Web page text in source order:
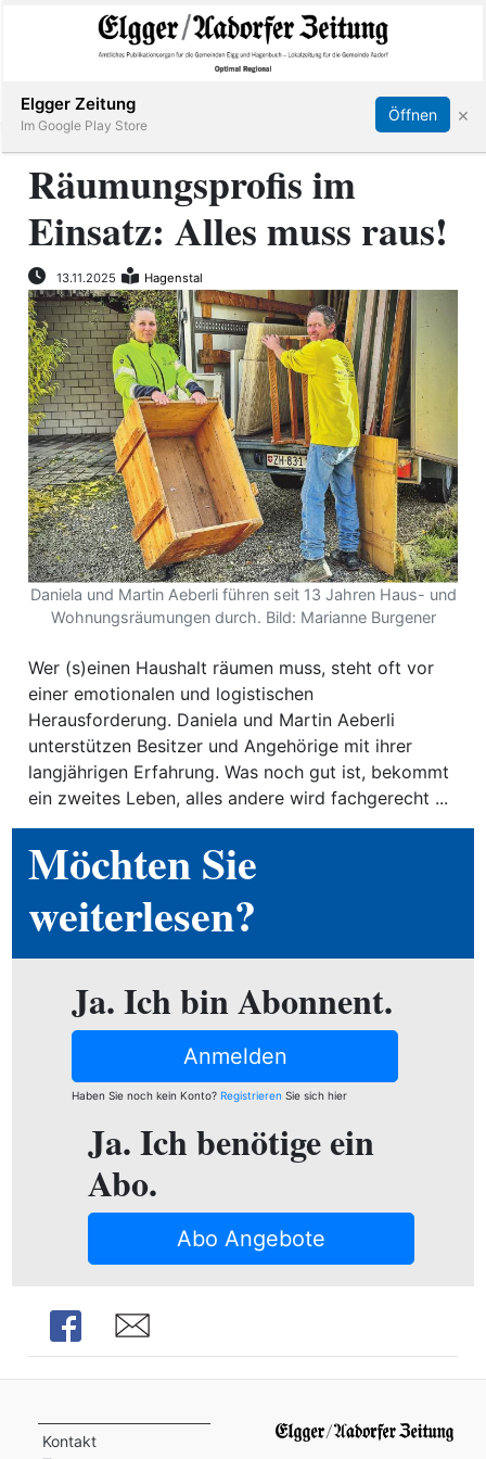
Elgg
Aadorf
Hagenbuch
E-
Paper
App
Region
Abonnieren Online Anmelden Anmelden
Räumungsprofis im
Einsatz: Alles muss raus!
13.11.2025 Hagenstal
Daniela und Martin Aeberli führen seit 13 Jahren Haus- und
Wohnungsräumungen durch. Bild: Marianne Burgener
Wer (s)einen Haushalt räumen muss, steht oft vor
einer emotionalen und logistischen
Herausforderung. Daniela und Martin Aeberli
unterstützen Besitzer und Angehörige mit ihrer
langjährigen Erfahrung. Was noch gut ist, bekommt
ein zweites Leben, alles andere wird fachgerecht ...
Möchten Sie
weiterlesen?
Ja. Ich bin Abonnent.
Anmelden
Haben Sie noch kein Konto? RegistrierenSie sich hier
Ja. Ich benötige ein
Abo.
Abo Angebote
Share Share
Kontakt
Elgger Zeitung
Im Google Play Store
Öffnen ×